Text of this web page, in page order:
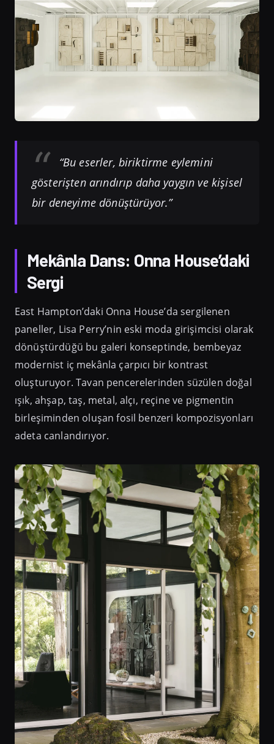
“Bu eserler, biriktirme eylemini
gösterişten arındırıp daha yaygın ve kişisel
bir deneyime dönüştürüyor.”
Mekânla Dans: Onna House’daki
Sergi
East Hampton’daki Onna House’da sergilenen
paneller, Lisa Perry’nin eski moda girişimcisi olarak
dönüştürdüğü bu galeri konseptinde, bembeyaz
modernist iç mekânla çarpıcı bir kontrast
oluşturuyor. Tavan pencerelerinden süzülen doğal
ışık, ahşap, taş, metal, alçı, reçine ve pigmentin
birleşiminden oluşan fosil benzeri kompozisyonları
adeta canlandırıyor.